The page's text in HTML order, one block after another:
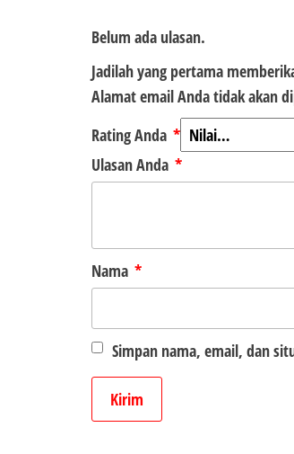
Belum ada ulasan.
Jadilah yang pertama
Alamat email Anda tidak akan
Rating Anda *
Ulasan Anda *
Nama *
Simpan nama, email, dan